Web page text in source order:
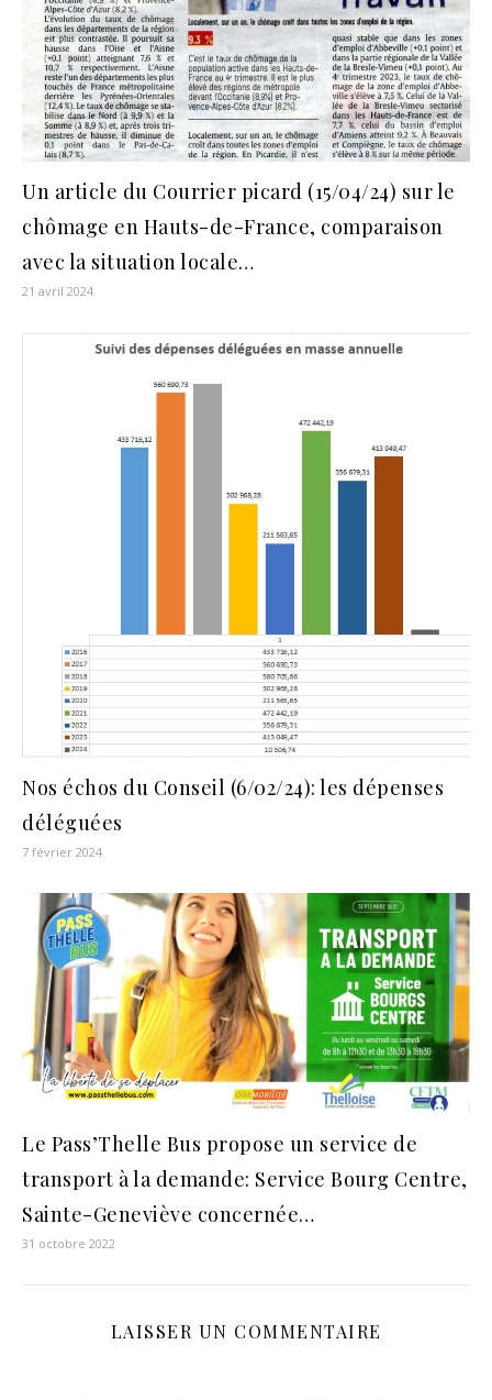
Un article du Courrier picard (15/04/24) sur le
chômage en Hauts-de-France, comparaison
avec la situation locale…
21 avril 2024
Nos échos du Conseil (6/02/24): les dépenses
déléguées
7 février 2024
Le Pass’Thelle Bus propose un service de
transport à la demande: Service Bourg Centre,
Sainte-Geneviève concernée…
31 octobre 2022
LAISSER UN COMMENTAIRE